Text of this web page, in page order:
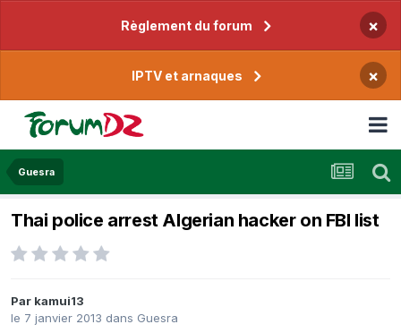
Règlement du forum ×
IPTV et arnaques ×
Guesra
Thai police arrest Algerian hacker on FBI list
Par kamui13
le 7 janvier 2013 dans Guesra